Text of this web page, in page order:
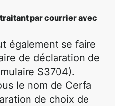
par courrier avec
également se faire
de déclaration de
S3704).
le nom de Cerfa
de choix de